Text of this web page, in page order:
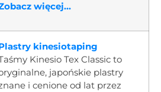
więcej...
kinesiotaping
Kinesio Tex Classic to
japońskie plastry
i cenione od lat przez